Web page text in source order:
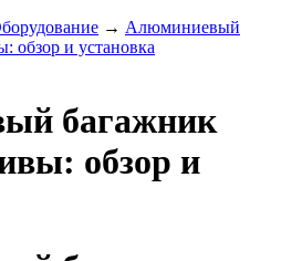
→ Алюминиевый
и установка
багажник
обзор и